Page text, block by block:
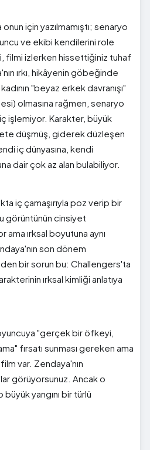
için yazılmamıştı; senaryo
ve ekibi kendilerini role
filmi izlerken hissettiğiniz tuhaf
ırkı, hikâyenin göbeğinde
"beyaz erkek davranışı"
olmasına rağmen, senaryo
işlemiyor. Karakter, büyük
düşmüş, giderek düzleşen
iç dünyasına, kendi
dair çok az alan bulabiliyor.
iç çamaşırıyla poz verip bir
görüntünün cinsiyet
ırksal boyutuna aynı
son dönem
bir sorun bu: Challengers'ta
ırksal kimliği anlatıya
"gerçek bir öfkeyi,
fırsatı sunması gereken ama
var. Zendaya'nın
görüyorsunuz. Ancak o
büyük yangını bir türlü